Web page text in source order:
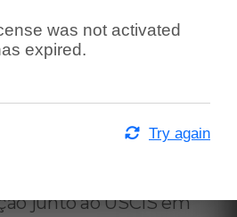
was not activated
expired.
Try again